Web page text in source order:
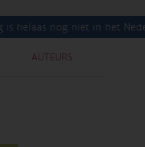
is helaas nog niet in het
AUTEURS